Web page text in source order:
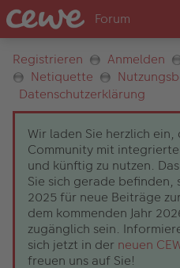
Registrieren Anmelden
Netiquette
Datenschutzerklärung
Wir laden Sie herzlich ein,
Community mit
und künftig zu nutzen.
Sie sich gerade befinden,
2025 für neue Beiträge
dem kommenden Jahr
zugänglich sein.
sich jetzt in der neuen
freuen uns auf Sie!